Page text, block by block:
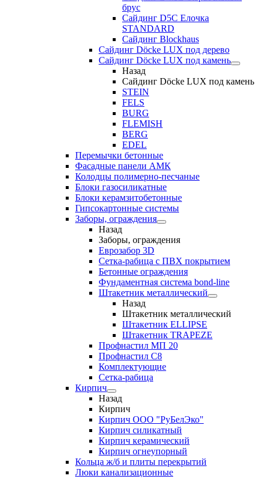
брус
Сайдинг D5С Елочка
STANDARD
Сайдинг Blockhaus
Сайдинг Döcke LUX под дерево
Сайдинг Döcke LUX под камень
Назад
Сайдинг Döcke LUX под камень
STEIN
FELS
BURG
FLEMISH
BERG
EDEL
Перемычки бетонные
Фасадные панели АМК
Колодцы полимерно-песчаные
Блоки газосиликатные
Блоки керамзитобетонные
Гипсокартонные системы
Заборы, ограждения
Назад
Заборы, ограждения
Еврозабор 3D
Сетка-рабица с ПВХ покрытием
Бетонные ограждения
Фундаментная система bond-line
Штакетник металлический
Назад
Штакетник металлический
Штакетник ELLIPSE
Штакетник TRAPEZE
Профнастил МП 20
Профнастил С8
Комплектующие
Сетка-рабица
Кирпич
Назад
Кирпич
Кирпич ООО "РуБелЭко"
Кирпич силикатный
Кирпич керамический
Кирпич огнеупорный
Кольца ж/б и плиты перекрытий
Люки канализационные